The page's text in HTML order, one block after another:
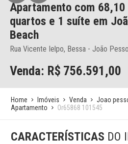
Apartamento com
quartos e 1 suíte em
Beach
Rua Vicente Ielpo, Bessa - João
Venda: R$ 756.591,00
Home Imóveis Venda Joao
Apartamento
Or65868 101545
CARACTERÍSTICAS DO